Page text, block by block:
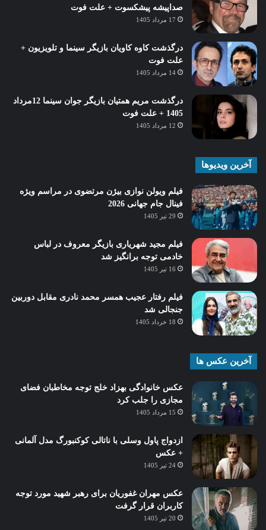
صداپیشه پیشکسوت + علت فوت
17 مرداد 1405
درگذشت کاوه کاویان بازیگر سینما و تلویزیون +
علت فوت
14 مرداد 1405
درگذشت مریم همتیان بازیگر جوان سینما 12مرداد
1405 + علت فوت
12 مرداد 1405
آخرین ویدیوها
فیلم ویولن نوازی بیژن مرتضوی در مراسم ویژه
فینال جام جهانی 2026
29 تیر 1405
فیلم مجید شهریاری بازیگر معروف در لباس
خادمی توجه برانگیز شد
16 تیر 1405
فیلم رفتار عجیب همسر محمد نادری مقابل دوربین
جنجالی شد
18 خرداد 1405
آخرین عکس ها
عکس خانوادگی بهزاد خلج توجه مخاطبان فضای
مجازی را جلب کرد
15 مرداد 1405
ازدواج پاول وسلی با ناتالی کوکنبورگ مدل آلمانی
+ عکس
24 تیر 1405
عکس مهران غفوریان برای رهبر شهید مورد توجه
کاربران قرار گرفت
20 تیر 1405